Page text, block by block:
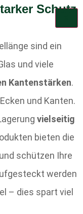
Schutz
sind ein
und viele
Kantenstärken.
und Kanten.
vielseitig
bieten die
schützen Ihre
werden
– dies spart viel